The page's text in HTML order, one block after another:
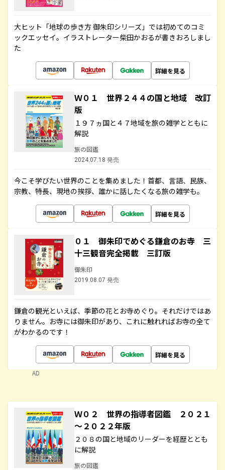
大ヒット「地球の歩き方 御朱印シリーズ」では初めてのコミ
ックエッセイ。イラストレーター柴田かおるが書きおろしまし
た
詳細を見る
Ｗ０１ 世界２４４の国と地域 改訂
版
１９７ヵ国と４７地域を旅の雑学とともに
解説
旅の図鑑
2024.07.18 発売
今こそ学びたい世界のことを集めました！首都、言語、民族、
宗教、特長、現地の挨拶、誰かに話したくなる旅の雑学も。
詳細を見る
０１ 御朱印でめぐる鎌倉のお寺 三
十三観音完全掲載 三訂版
御朱印
2019.08.07 発売
鎌倉の観光といえば、季節の花とお寺めぐり。それだけではあ
りません。お寺には御朱印があり、これに触れればお寺の全て
がわかるのです！
詳細を見る
AD
Ｗ０２ 世界の指導者図鑑 ２０２１
～２０２２年版
２０８の国と地域のリーダーを経歴ととも
に解説
旅の図鑑